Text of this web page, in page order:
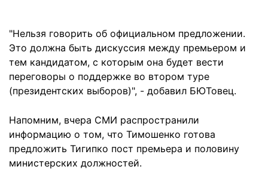
"Нельзя говорить об официальном предложении.
Это должна быть дискуссия между премьером и
тем кандидатом, с которым она будет вести
переговоры о поддержке во втором туре
(президентских выборов)", - добавил БЮТовец.
Напомним, вчера СМИ распространили
информацию о том, что Тимошенко готова
предложить Тигипко пост премьера и половину
министерских должностей.